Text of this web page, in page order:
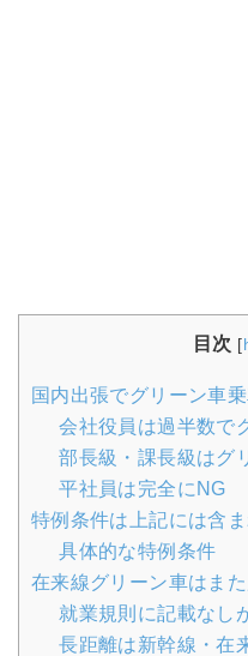
目次 [
国内出張でグリーン車
会社役員は過半数で
部長級・課長級はグ
平社員は完全にNG
特例条件は上記には含
具体的な特例条件
在来線グリーン車はまた
就業規則に記載なし
長距離は新幹線・在